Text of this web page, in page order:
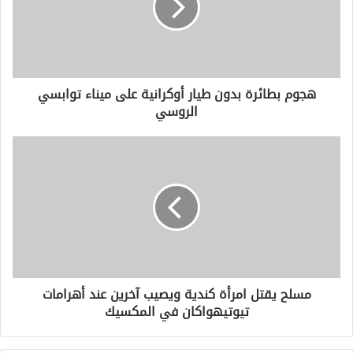
الروسي
هجوم بطائرة بدون طيار أوكرانية على ميناء توابسي
الروسي
تيوتيهواكان
مسلح يقتل امرأة كندية ويصيب آخرين عند أهرامات
تيوتيهواكان في المكسيك